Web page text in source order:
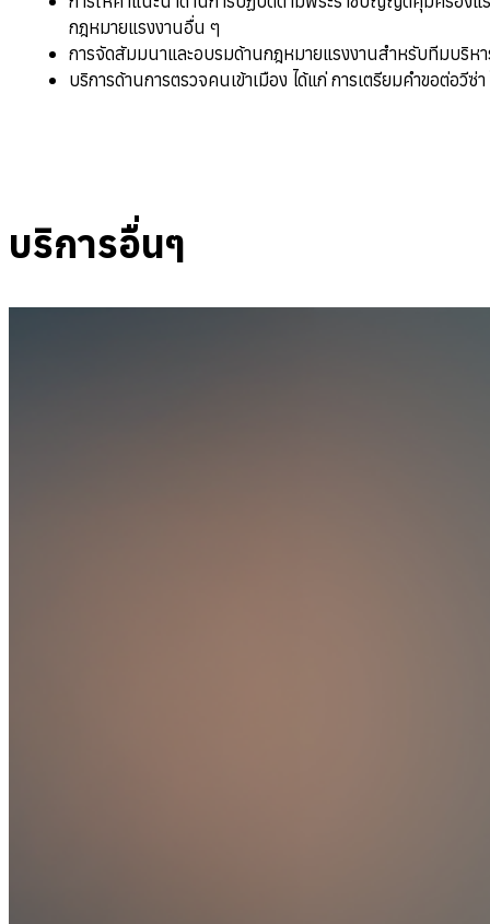
กฎหมายแรงงานอื่น ๆ
การจัดสัมมนาและอบรมด้านกฎหมายแรงงานสำหรับทีมบริห
บริการด้านการตรวจคนเข้าเมือง ได้แก่ การเตรียมคำขอต่อ
บริการอื่นๆ